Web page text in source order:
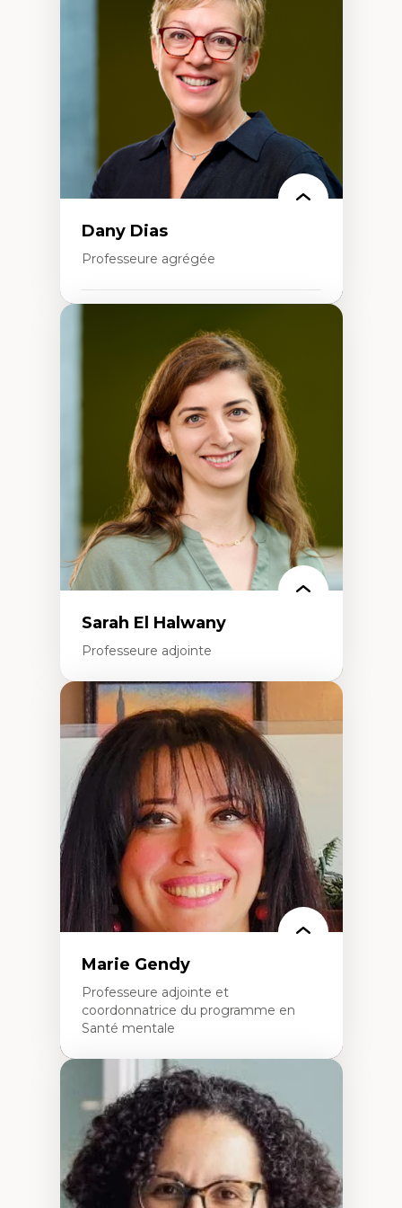
Élites économiques
Sociologie économique
Extractivisme
Classes sociales
Mouvements sociaux
Théories de l’État
Dany Dias
Professeure agrégée
Pédagogies critiques et justice sociale
Éthique relationnelle et sollicitude en
Décolonisation et autochtonisation de la
formation à l’enseignement
Littératie et didactique du français
Éducation inclusive
Formation à l’enseignement en contexte
francophone minoritaire
Identité linguistique et culturelle
Recherche-action et approches
participatives
Leadership éducatif et pratiques réflexives
Éducation durable et bien-être en
enseignement
Sarah El Halwany
Professeure adjointe
Expertises
Les apports pédagogiques des théories de
l'affect, du posthumanisme, du féminisme
dans l'éducation aux sciences
L'apprentissage des sciences/STIM dans une
perspective socioécologique de care
L’insertion professionnelle des
enseignant.e.s
Marie Gendy
Professeure adjointe et
coordonnatrice du programme en
Santé mentale
Expertises
Neuropsychiatrie et neurosciences
Direction d'essais cliniques
Analyse des politiques et pratiques en santé
mentale
Développement de protocoles d'essais
cliniques
Collaboration interfonctionnelle